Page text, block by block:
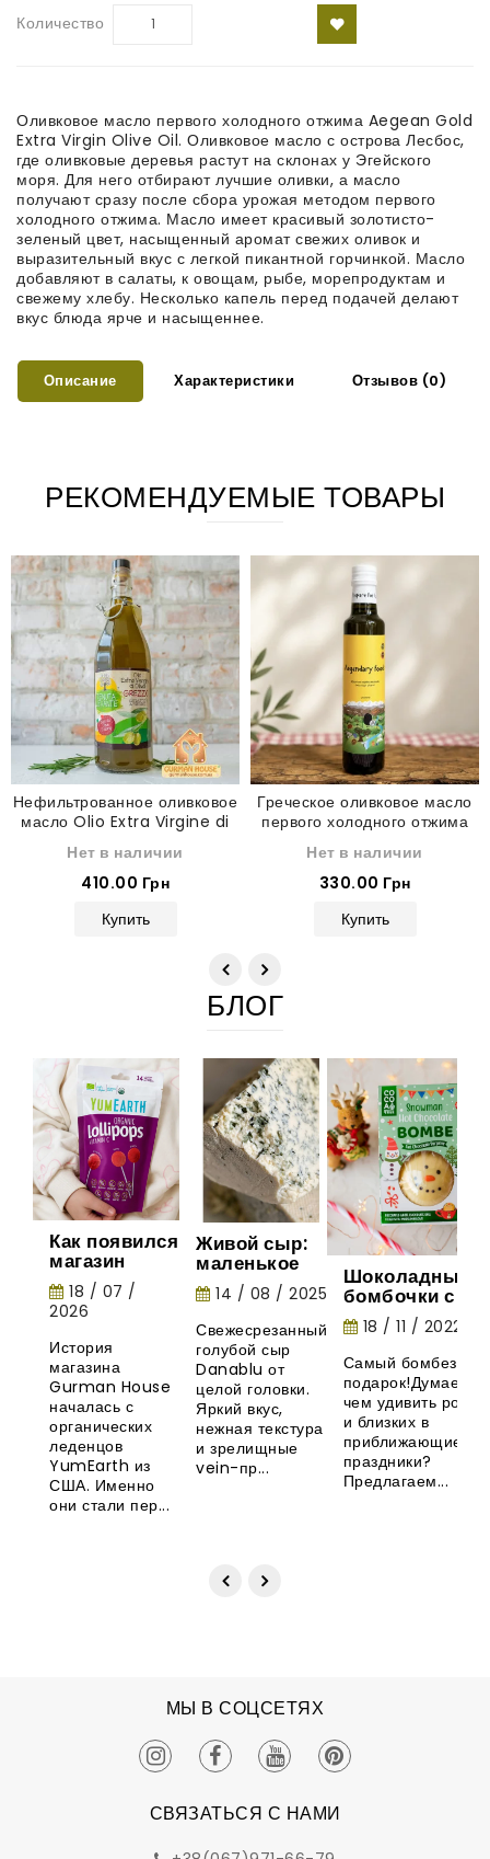
Количество
Оливковое масло первого холодного отжима Aegean Gold
Extra Virgin Olive Oil. Оливковое масло с острова Лесбос,
где оливковые деревья растут на склонах у Эгейского
моря. Для него отбирают лучшие оливки, а масло
получают сразу после сбора урожая методом первого
холодного отжима. Масло имеет красивый золотисто-
зеленый цвет, насыщенный аромат свежих оливок и
выразительный вкус с легкой пикантной горчинкой. Масло
добавляют в салаты, к овощам, рыбе, морепродуктам и
свежему хлебу. Несколько капель перед подачей делают
вкус блюда ярче и насыщеннее.
Описание Характеристики Отзывов (0)
РЕКОМЕНДУЕМЫЕ ТОВАРЫ
Нефильтрованное оливковое
масло Olio Extra Virgine di
Levante 1 л
Нет в наличии
410.00 Грн
Купить
Греческое оливковое масло
первого холодного отжима
Нет в наличии
330.00 Грн
Купить
БЛОГ
Как появился
магазин
Gurman
House:
история
органических
леденцов
YumEarth
18 / 07 /
2026
История
магазина
Gurman House
началась с
органических
леденцов
YumEarth из
США. Именно
они стали пер...
Живой сыр:
маленькое
шоу природы
14 / 08 / 2025
Свежесрезанный
голубой сыр
Danablu от
целой головки.
Яркий вкус,
нежная текстура
и зрелищные
vein-пр...
Шоколадные
бомбочки с
маршмеллоу -
необычная
новинка из
18 / 11 / 2022
Самый бомбезный
подарок!Думаете,
чем удивить
и близких в
приближающиеся
праздники?
Предлагаем...
МЫ В СОЦСЕТЯХ
СВЯЗАТЬСЯ С НАМИ